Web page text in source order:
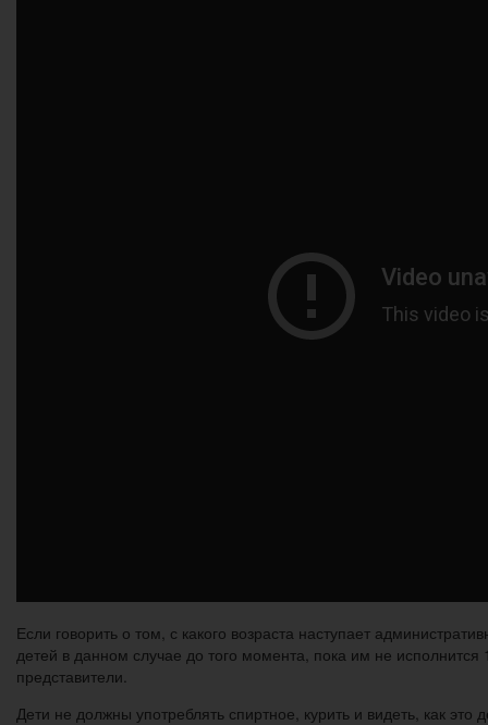
Если говорить о том, с какого возраста наступает
детей в данном случае до того момента, пока им не
представители.
Дети не должны употреблять спиртное, курить и видеть, как